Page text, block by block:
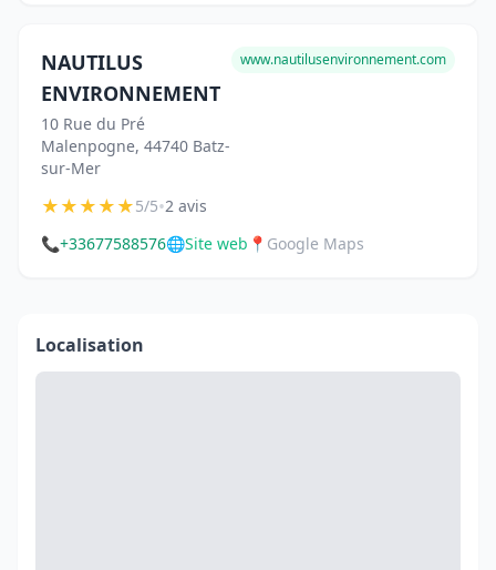
NAUTILUS
ENVIRONNEMENT
10 Rue du Pré
Malenpogne, 44740 Batz-
sur-Mer
www.nautilusenvironnement.com
★★★★★5/5•2 avis
📞+33677588576🌐Site web 📍 Google Maps
Localisation